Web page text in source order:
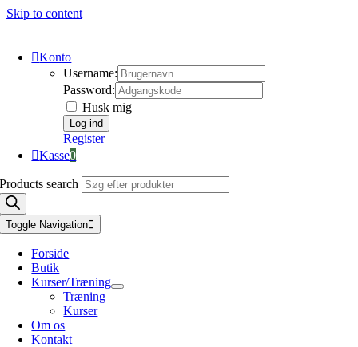
Skip to content
Konto
Username:
Password:
Husk mig
Register
Kasse0
Products search
Toggle Navigation
Forside
Butik
Kurser/Træning
Træning
Kurser
Om os
Kontakt